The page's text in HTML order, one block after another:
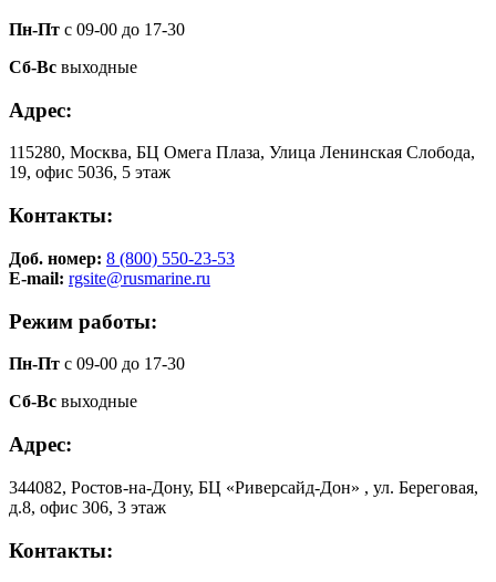
Пн-Пт с 09-00 до 17-30
Сб-Вс выходные
Адрес:
115280, Москва, БЦ Омега Плаза, Улица Ленинская Слобода,
19, офис 5036, 5 этаж
Контакты:
Доб. номер: 8 (800) 550-23-53
E-mail: rgsite@rusmarine.ru
Режим работы:
Пн-Пт с 09-00 до 17-30
Сб-Вс выходные
Адрес:
344082, Ростов-на-Дону, БЦ «Риверсайд-Дон» , ул. Береговая,
д.8, офис 306, 3 этаж
Контакты: